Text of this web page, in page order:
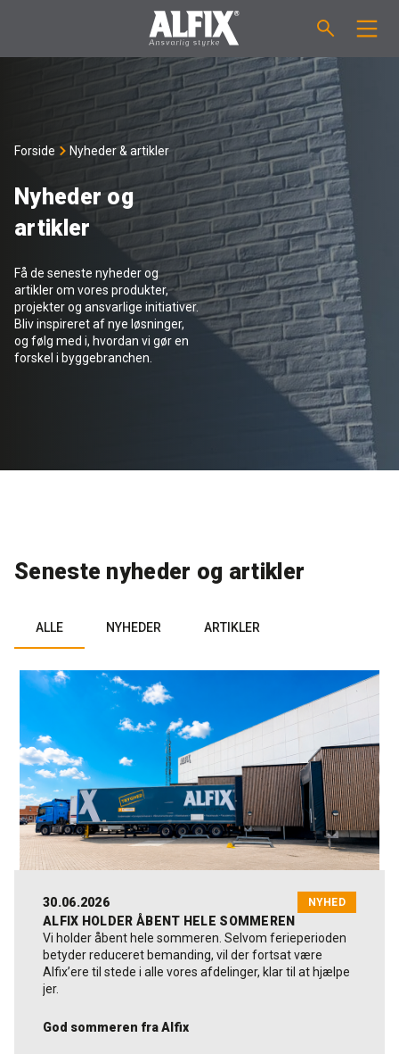
Støbemasse ”Mix”
Spartelmasse ”Mix”
Vådrumsmembraner
Fliseklæber "Fix"
Primere / Bindere
Downloads
VEJLEDNINGER
FORBRUGSBEREGNER
OM ALFIX
Om Alfix
Ansvarlighed
NYHEDER & ARTIKLER
DK
Forside Nyheder & artikler
Nyheder og
artikler
Få de seneste nyheder og
artikler om vores produkter,
projekter og ansvarlige initiativer.
Bliv inspireret af nye løsninger,
og følg med i, hvordan vi gør en
forskel i byggebranchen.
Seneste nyheder og artikler
ALLE NYHEDER ARTIKLER
30.06.2026 NYHED
ALFIX HOLDER ÅBENT HELE SOMMEREN
Vi holder åbent hele sommeren. Selvom ferieperioden
betyder reduceret bemanding, vil der fortsat være
Alfix’ere til stede i alle vores afdelinger, klar til at hjælpe
jer.
God sommeren fra Alfix